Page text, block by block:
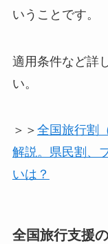
いうことです。
適用条件など詳
い。
＞＞ 全国旅行割
解説。県民割、
いは？
全国旅行支援